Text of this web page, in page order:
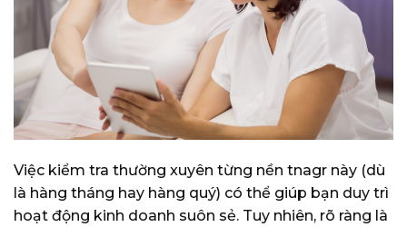
Việc kiểm tra thường xuyên từng nền tnagr này (dù
là hàng tháng hay hàng quý) có thể giúp bạn duy trì
hoạt động kinh doanh suôn sẻ. Tuy nhiên, rõ ràng là